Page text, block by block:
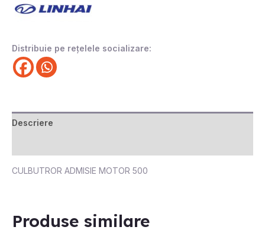
Distribuie pe rețelele socializare:
Descriere
CULBUTROR ADMISIE MOTOR 500
Produse similare